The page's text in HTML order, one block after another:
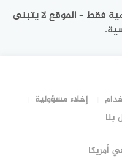
فقط – الموقع لا يتبنى
إخلاء مسؤولية
بنا